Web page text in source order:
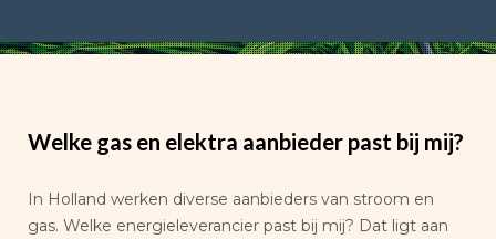
Welke gas en elektra aanbieder past bij mij?
In Holland werken diverse aanbieders van stroom en
gas. Welke energieleverancier past bij mij? Dat ligt aan